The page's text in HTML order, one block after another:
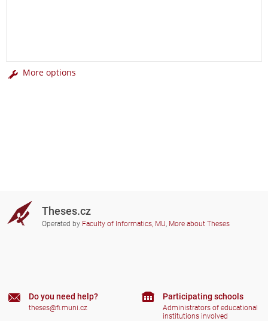
More options
Theses.cz
Operated by Faculty of Informatics, MU, More about Theses
Do you need help?
theses@fi.muni.cz
Participating schools
Administrators of educational
institutions involved